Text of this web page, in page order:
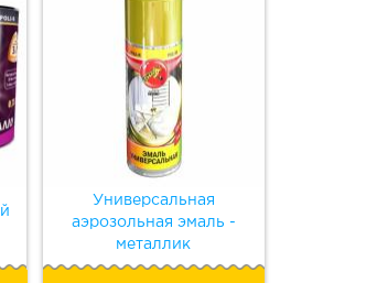
Универсальная
аэрозольная эмаль -
металлик